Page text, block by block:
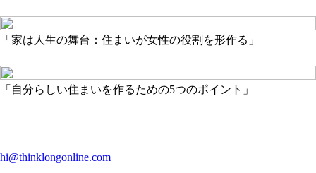
「家は人生の舞台：住まいが女性の役割を形作る」
「自分らしい住まいを作るための5つのポイント」
hi@thinklongonline.com